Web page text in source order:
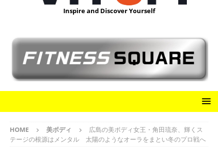
Inspire and Discover Yourself
HOME 美ボディ
広島の美ボディ女王・角田琉奈、輝くス
テージの根源はメンタル 太陽のようなオーラをまとい冬のプロ戦へ